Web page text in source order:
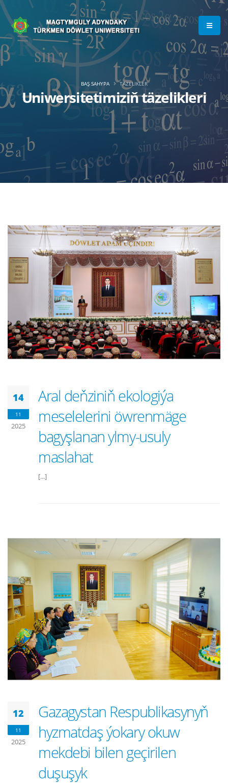
Uniwersitetimiziň täzelikleri
BAŞ SAHYPA TÄZELIKLER
14
11
2025
Aral deňziniň ekologiýa
meselelerini öwrenmäge
bagyşlanan ylmy-usuly
maslahat
[...]
12
11
2025
Gazagystan Respublikasynyň
hyzmatdaş ýokary okuw
mekdebi bilen geçirilen
duşuşyk